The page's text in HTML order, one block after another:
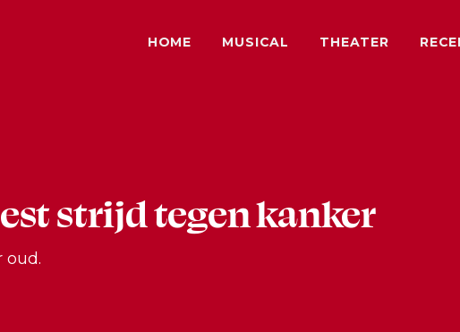
HOME MUSICAL THEATER
strijd tegen kanker
oud.